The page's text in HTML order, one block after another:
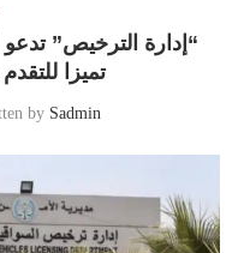
“إدارة الترخيص” تدعو
تميزا
by Sadmin